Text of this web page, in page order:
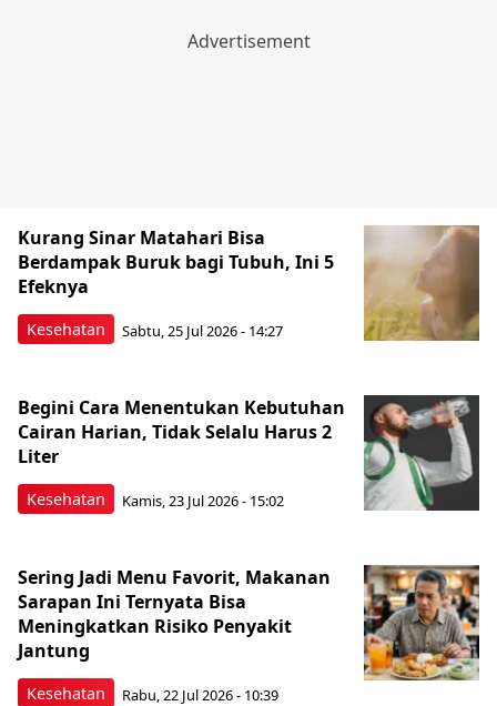
Kesehatan
Kurang Sinar Matahari Bisa
Berdampak Buruk bagi Tubuh, Ini 5
Efeknya
Sabtu, 25 Jul 2026 - 14:27
Kesehatan
Begini Cara Menentukan Kebutuhan
Cairan Harian, Tidak Selalu Harus 2
Liter
Kamis, 23 Jul 2026 - 15:02
Kesehatan
Sering Jadi Menu Favorit, Makanan
Sarapan Ini Ternyata Bisa
Meningkatkan Risiko Penyakit
Jantung
Rabu, 22 Jul 2026 - 10:39